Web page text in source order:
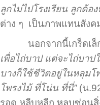
ลูกไม่ไปโรงเรียน ลูกต้
ต่าง ๆ เป็นภาพแทนสังค
นอกจากนี้เกร็ดเ
เพื่อไถ่บาป แต่จะไถ่บา
บางก็ใช้ชีวิตอยู่ในหลุมโ
โพรงไม้ ที่โน่น ที่นี่” (น
รอด หลีบหลีก หลบซ่อนสิ่